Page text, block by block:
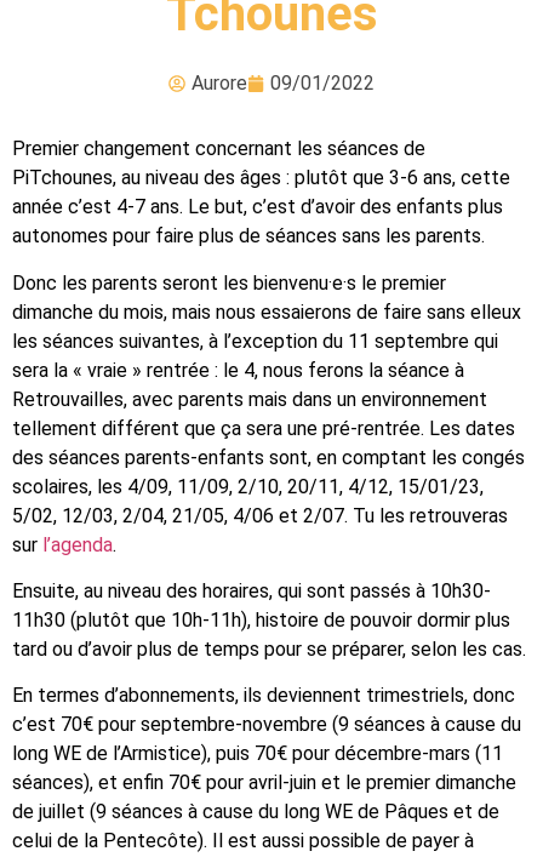
Tchounes
Aurore 09/01/2022
Premier changement concernant les séances de
PiTchounes, au niveau des âges : plutôt que 3-6 ans, cette
année c’est 4-7 ans. Le but, c’est d’avoir des enfants plus
autonomes pour faire plus de séances sans les parents.
Donc les parents seront les bienvenu·e·s le premier
dimanche du mois, mais nous essaierons de faire sans elleux
les séances suivantes, à l’exception du 11 septembre qui
sera la « vraie » rentrée : le 4, nous ferons la séance à
Retrouvailles, avec parents mais dans un environnement
tellement différent que ça sera une pré-rentrée. Les dates
des séances parents-enfants sont, en comptant les congés
scolaires, les 4/09, 11/09, 2/10, 20/11, 4/12, 15/01/23,
5/02, 12/03, 2/04, 21/05, 4/06 et 2/07. Tu les retrouveras
sur l’agenda.
Ensuite, au niveau des horaires, qui sont passés à 10h30-
11h30 (plutôt que 10h-11h), histoire de pouvoir dormir plus
tard ou d’avoir plus de temps pour se préparer, selon les cas.
En termes d’abonnements, ils deviennent trimestriels, donc
c’est 70€ pour septembre-novembre (9 séances à cause du
long WE de l’Armistice), puis 70€ pour décembre-mars (11
séances), et enfin 70€ pour avril-juin et le premier dimanche
de juillet (9 séances à cause du long WE de Pâques et de
celui de la Pentecôte). Il est aussi possible de payer à